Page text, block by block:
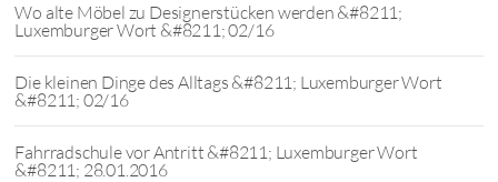
Wo alte Möbel zu Designerstücken werden &#8211;
Luxemburger Wort &#8211; 02/16
Die kleinen Dinge des Alltags &#8211; Luxemburger Wort
&#8211; 02/16
Fahrradschule vor Antritt &#8211; Luxemburger Wort
&#8211; 28.01.2016